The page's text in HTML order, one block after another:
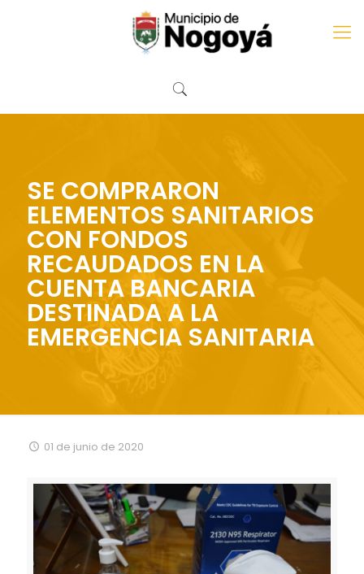
SE COMPRARON
ELEMENTOS SANITARIOS
CON FONDOS
RECAUDADOS EN LA
CUENTA BANCARIA
DESTINADA A LA
EMERGENCIA SANITARIA
01 de junio de 2020